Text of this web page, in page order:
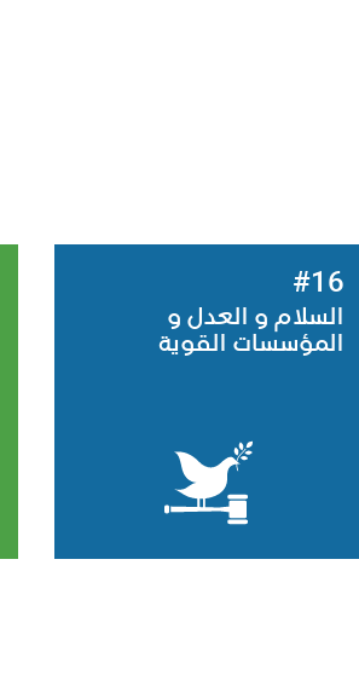
#16
السلام و العدل و
المؤسسات القوية